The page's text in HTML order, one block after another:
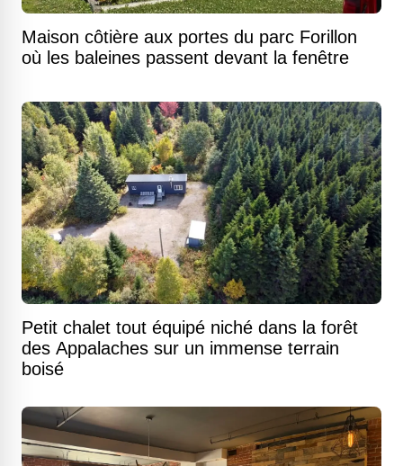
Maison côtière aux portes du parc Forillon
où les baleines passent devant la fenêtre
Petit chalet tout équipé niché dans la forêt
des Appalaches sur un immense terrain
boisé